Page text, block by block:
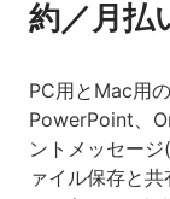
約／月払
PC用とMac用
PowerPoint、
ントメッセー
ァイル保存と